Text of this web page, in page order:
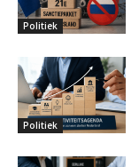
Politiek
Politiek